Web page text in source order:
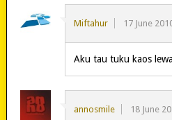
Miftahur 17 June
Aku tau tuku kaos
annosmile 18 June